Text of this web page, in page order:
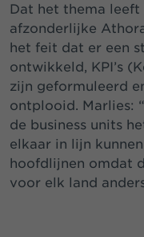
Dat het thema leeft
afzonderlijke
het feit dat er een
ontwikkeld, KPI’s
zijn geformuleerd
ontplooid. Marlies:
de business units
elkaar in lijn
hoofdlijnen omdat
voor elk land